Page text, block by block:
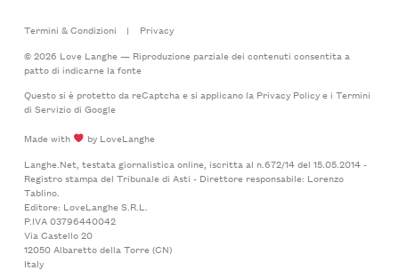
Termini & Condizioni |
Privacy
© 2026 Love Langhe — Riproduzione parziale dei contenuti consentita a
patto di indicarne la fonte
Questo si è protetto da reCaptcha e si applicano la Privacy Policye i Termini
di Serviziodi Google
Made with
by LoveLanghe
Langhe.Net, testata giornalistica online, iscritta al n.672/14 del 15.05.2014 -
Registro stampa del Tribunale di Asti - Direttore responsabile: Lorenzo
Tablino.
Editore: LoveLanghe S.R.L.
P.IVA 03796440042
Via Castello 20
12050 Albaretto della Torre (CN)
Italy